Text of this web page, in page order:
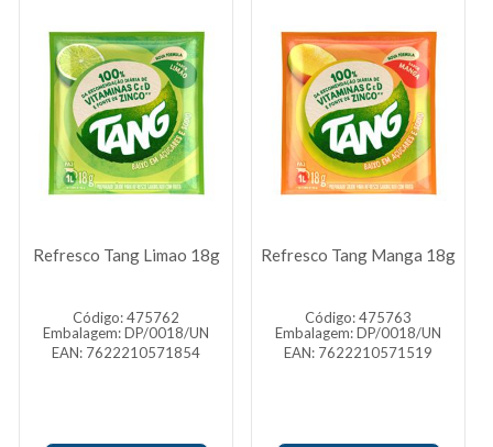
Refresco Tang Limao 18g
Código: 475762
Embalagem: DP/0018/UN
EAN: 7622210571854
Refresco Tang Manga 18g
Código: 475763
Embalagem: DP/0018/UN
EAN: 7622210571519